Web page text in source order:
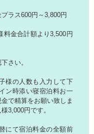
円～3,800円
金合計額より3,500円
さい。
様の人数も入力して下
ン時添い寝宿泊料お一
で精算をお願い致しま
3,000円です。
にて宿泊料金の全額前